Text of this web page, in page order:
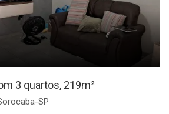
3 quartos, 219m²
SP